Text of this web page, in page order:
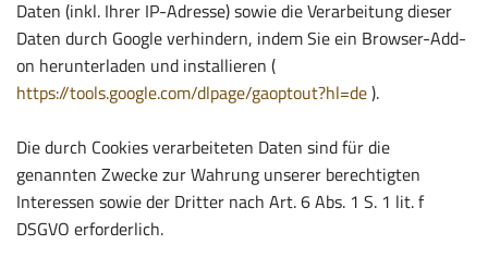
Daten (inkl. Ihrer IP-Adresse) sowie die Verarbeitung dieser
Daten durch Google verhindern, indem Sie ein Browser-Add-
on herunterladen und installieren (
https://tools.google.com/dlpage/gaoptout?hl=de).
Die durch Cookies verarbeiteten Daten sind für die
genannten Zwecke zur Wahrung unserer berechtigten
Interessen sowie der Dritter nach Art. 6 Abs. 1 S. 1 lit. f
DSGVO erforderlich.